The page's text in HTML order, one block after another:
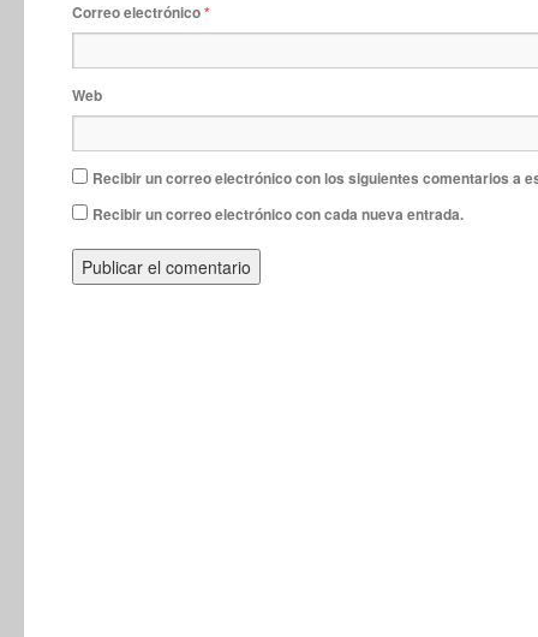
Correo electrónico*
Web
Recibir un correo electrónico con los siguientes comentarios a
Recibir un correo electrónico con cada nueva entrada.